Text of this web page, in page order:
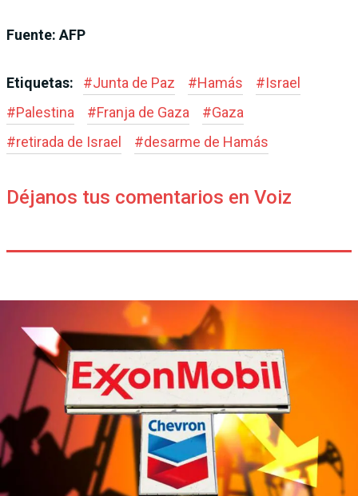
Fuente: AFP
Etiquetas: #Junta de Paz #Hamás #Israel
#Palestina #Franja de Gaza #Gaza
#retirada de Israel #desarme de Hamás
Déjanos tus comentarios en Voiz